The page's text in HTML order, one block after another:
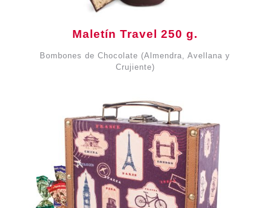
Maletín Travel 250 g.
Bombones de Chocolate (Almendra, Avellana y
Crujiente)